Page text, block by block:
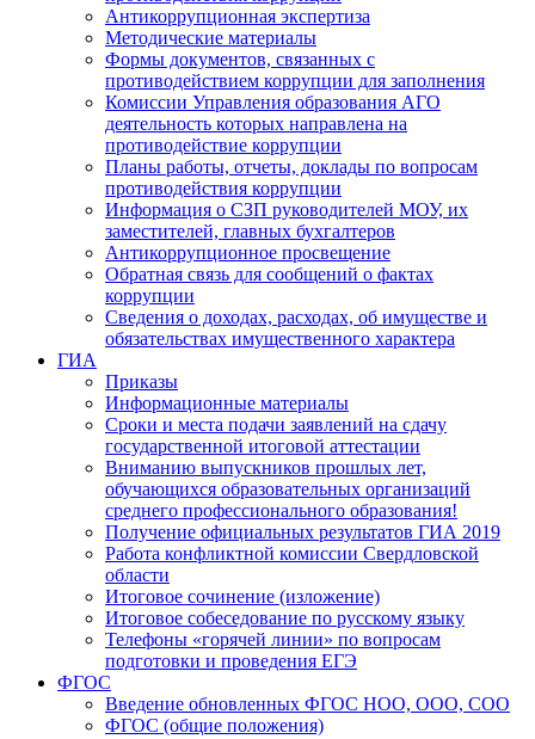
Антикоррупционная экспертиза
Методические материалы
Формы документов, связанных с
противодействием коррупции для заполнения
Комиссии Управления образования АГО
деятельность которых направлена на
противодействие коррупции
Планы работы, отчеты, доклады по вопросам
противодействия коррупции
Информация о СЗП руководителей МОУ, их
заместителей, главных бухгалтеров
Антикоррупционное просвещение
Обратная связь для сообщений о фактах
коррупции
Сведения о доходах, расходах, об имуществе и
обязательствах имущественного характера
ГИА
Приказы
Информационные материалы
Сроки и места подачи заявлений на сдачу
государственной итоговой аттестации
Вниманию выпускников прошлых лет,
обучающихся образовательных организаций
среднего профессионального образования!
Получение официальных результатов ГИА 2019
Работа конфликтной комиссии Свердловской
области
Итоговое сочинение (изложение)
Итоговое собеседование по русскому языку
Телефоны «горячей линии» по вопросам
подготовки и проведения ЕГЭ
ФГОС
Введение обновленных ФГОС НОО, ООО, СОО
ФГОС (общие положения)